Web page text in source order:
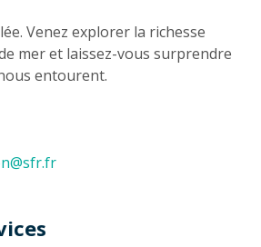
Venez explorer la richesse
mer et laissez-vous surprendre
entourent.